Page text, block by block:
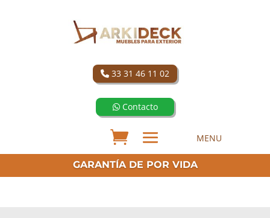
33 31 46 11 02
Contacto
GARANTÍA DE POR VIDA